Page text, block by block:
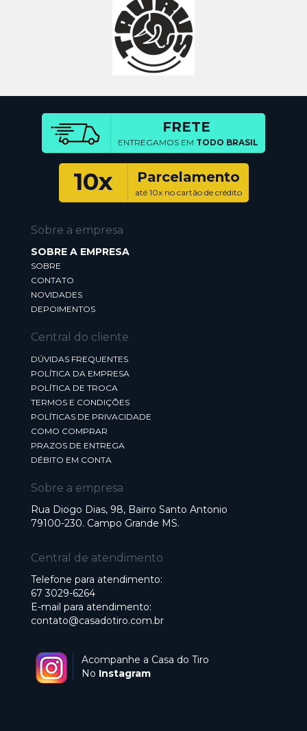
FRETE
ENTREGAMOS EM TODO BRASIL
10x Parcelamento
até 10x no cartão de crédito
Sobre a empresa
SOBRE A EMPRESA
SOBRE
CONTATO
NOVIDADES
DEPOIMENTOS
Central do cliente
DÚVIDAS FREQUENTES
POLÍTICA DA EMPRESA
POLÍTICA DE TROCA
TERMOS E CONDIÇÕES
POLÍTICAS DE PRIVACIDADE
COMO COMPRAR
PRAZOS DE ENTREGA
DÉBITO EM CONTA
Sobre a empresa
Rua Diogo Dias, 98, Bairro Santo Antonio
79100-230. Campo Grande MS.
Central de atendimento
Telefone para atendimento:
67 3029-6264
E-mail para atendimento:
contato@casadotiro.com.br
Acompanhe a Casa do Tiro
No Instagram